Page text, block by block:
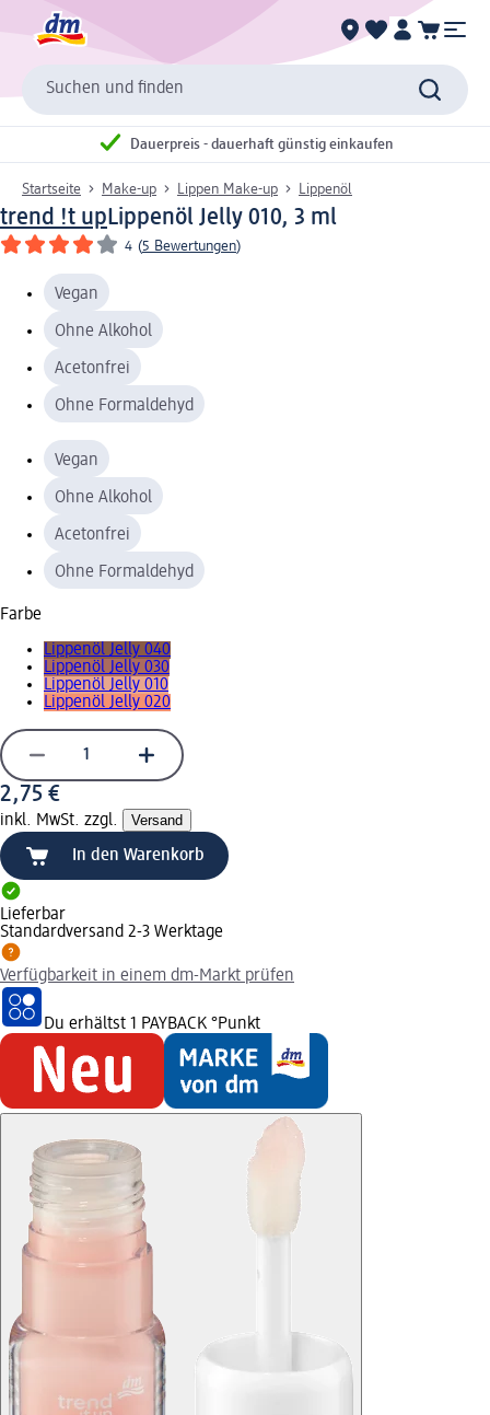
Suchen und finden
Dauerpreis - dauerhaft günstig einkaufen
Startseite Make-up Lippen Make-up Lippenöl
trend !t upLippenöl Jelly 010, 3 ml
4 (5 Bewertungen)
Vegan
Ohne Alkohol
Acetonfrei
Ohne Formaldehyd
Vegan
Ohne Alkohol
Acetonfrei
Ohne Formaldehyd
Farbe
Lippenöl Jelly 040
Lippenöl Jelly 030
Lippenöl Jelly 010
Lippenöl Jelly 020
2,75 €
inkl. MwSt. zzgl. Versand
In den Warenkorb
Lieferbar
Standardversand 2-3 Werktage
Verfügbarkeit in einem dm-Markt prüfen
Du erhältst 1 PAYBACK °Punkt